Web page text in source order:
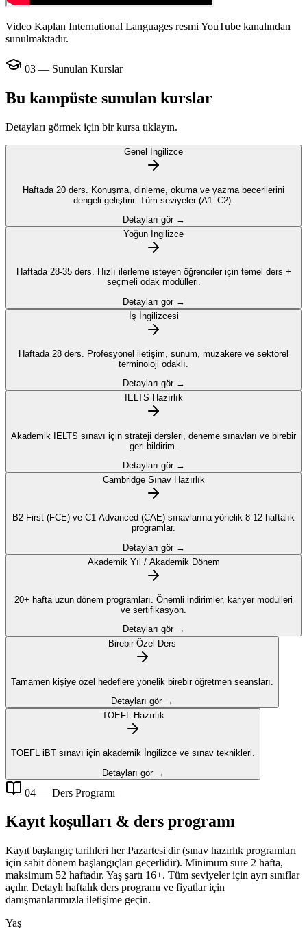
Video Kaplan International Languages resmi YouTube kanalından
sunulmaktadır.
03 — Sunulan Kurslar
Bu kampüste sunulan kurslar
Detayları görmek için bir kursa tıklayın.
Genel İngilizce
Haftada 20 ders. Konuşma, dinleme, okuma ve yazma becerilerini
dengeli geliştirir. Tüm seviyeler (A1–C2).
Detayları gör →
Yoğun İngilizce
Haftada 28-35 ders. Hızlı ilerleme isteyen öğrenciler için temel ders +
seçmeli odak modülleri.
Detayları gör →
İş İngilizcesi
Haftada 28 ders. Profesyonel iletişim, sunum, müzakere ve sektörel
terminoloji odaklı.
Detayları gör →
IELTS Hazırlık
Akademik IELTS sınavı için strateji dersleri, deneme sınavları ve birebir
geri bildirim.
Detayları gör →
Cambridge Sınav Hazırlık
B2 First (FCE) ve C1 Advanced (CAE) sınavlarına yönelik 8-12 haftalık
programlar.
Detayları gör →
Akademik Yıl / Akademik Dönem
20+ hafta uzun dönem programları. Önemli indirimler, kariyer modülleri
ve sertifikasyon.
Detayları gör →
Birebir Özel Ders
Tamamen kişiye özel hedeflere yönelik birebir öğretmen seansları.
Detayları gör →
TOEFL Hazırlık
TOEFL iBT sınavı için akademik İngilizce ve sınav teknikleri.
Detayları gör →
04 — Ders Programı
Kayıt koşulları & ders programı
Kayıt başlangıç tarihleri her Pazartesi'dir (sınav hazırlık programları
için sabit dönem başlangıçları geçerlidir). Minimum süre 2 hafta,
maksimum 52 haftadır. Yaş şartı 16+. Tüm seviyeler için ayrı sınıflar
açılır. Detaylı haftalık ders programı ve fiyatlar için
danışmanlarımızla iletişime geçin.
Yaş